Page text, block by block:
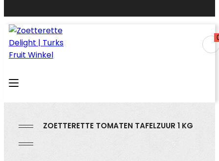
ZOETTERETTE TOMATEN TAFELZUUR 1 KG